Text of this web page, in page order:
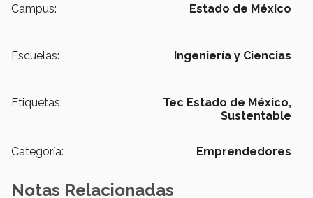
Campus: Estado de México
Escuelas: Ingeniería y Ciencias
Etiquetas:
Tec Estado de México,
Sustentable
Categoría: Emprendedores
Notas Relacionadas